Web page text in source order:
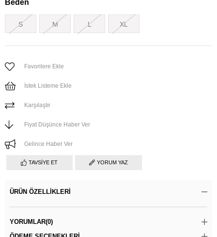
Beden
S M L XL
Favorilere Ekle
İstek Listeme Ekle
Karşılaştır
Fiyat Düşünce Haber Ver
Gelince Haber Ver
TAVSIYE ET YORUM YAZ
ÜRÜN ÖZELLIKLERI
YORUMLAR(0)